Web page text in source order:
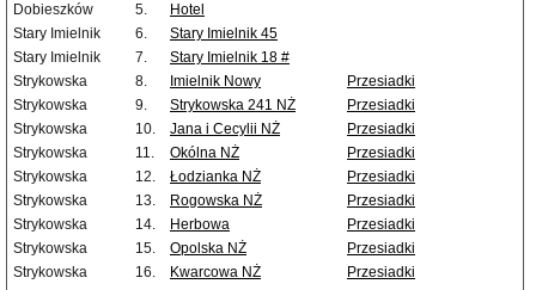
Dobieszków
5.
Hotel
Stary Imielnik
6.
Stary Imielnik 45
Stary Imielnik
7.
Stary Imielnik 18 #
Strykowska
8. Imielnik Nowy
Przesiadki
Strykowska
9. Strykowska 241 NŻ
Przesiadki
Strykowska
10. Jana i Cecylii NŻ
Przesiadki
Strykowska
11. Okólna NŻ
Przesiadki
Strykowska
12. Łodzianka NŻ
Przesiadki
Strykowska
13. Rogowska NŻ
Przesiadki
Strykowska
14. Herbowa
Przesiadki
Strykowska
15. Opolska NŻ
Przesiadki
Strykowska
16. Kwarcowa NŻ
Przesiadki